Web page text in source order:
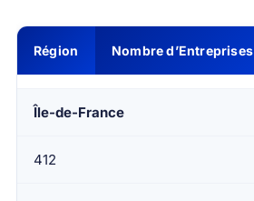
Région Nombre d’Entreprises
Île-de-France
412